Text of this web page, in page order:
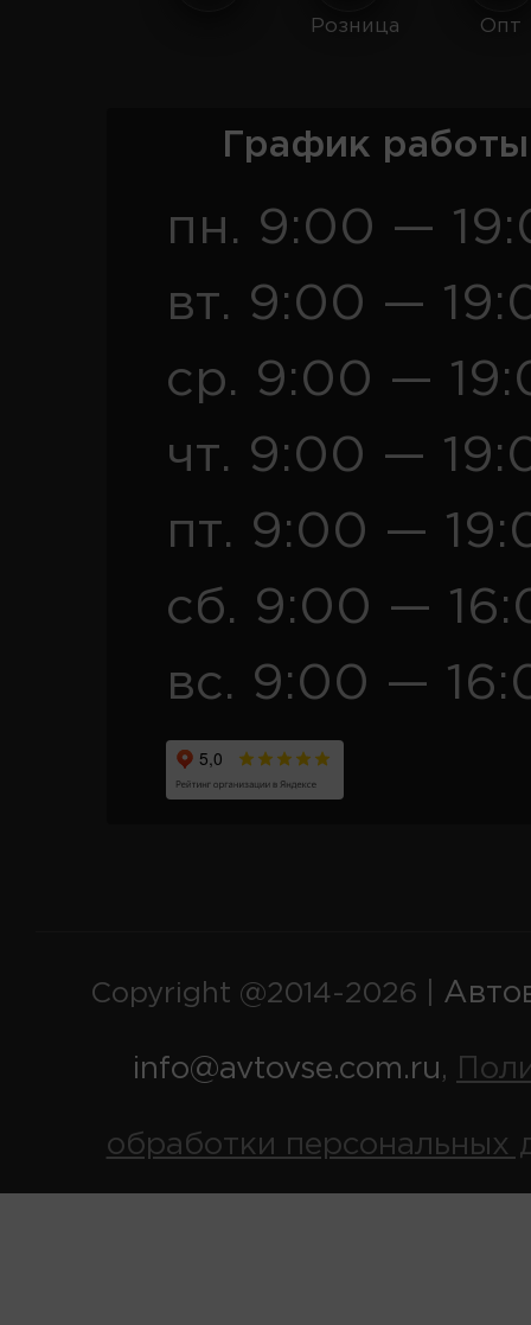
Розница Опт
График
пн. 9:00 —
вт. 9:00 —
ср. 9:00 —
чт. 9:00 —
пт. 9:00 —
сб. 9:00 —
вс. 9:00 —
Copyright @2014-2026 |
info@avtovse.com.ru,
обработки персональных